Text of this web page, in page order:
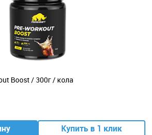
Boost / 300г / кола
Купить в 1 клик